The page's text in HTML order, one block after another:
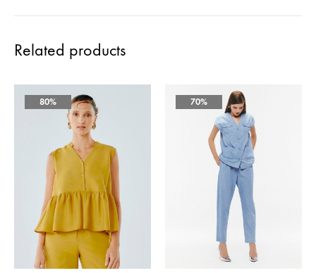
Related products
80% 70%